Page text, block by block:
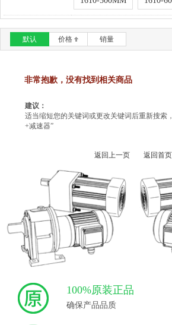
默认 价格 销量
非常抱歉，没有找到相关商品
建议：
适当缩短您的关键词或更改关键词后重新搜索
+减速器”
返回上一页 返回首页
100%原装正品
确保产品品质